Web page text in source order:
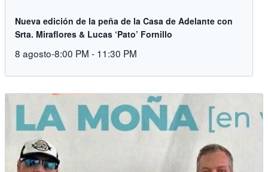
Nueva edición de la peña de la Casa de Adelante con
Srta. Miraflores & Lucas ‘Pato’ Fornillo
8 agosto-8:00 PM - 11:30 PM